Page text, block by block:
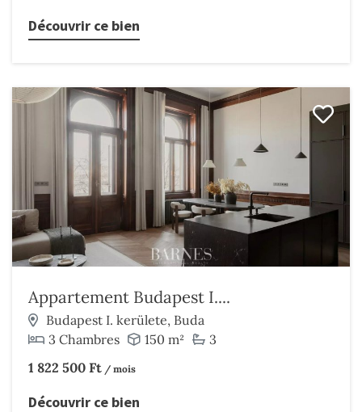
Découvrir ce bien
Appartement Budapest I....
Budapest I. kerülete, Buda
3 Chambres
150 m²
3
1 822 500 Ft / mois
Découvrir ce bien